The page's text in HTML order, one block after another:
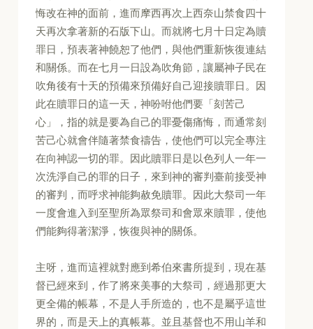
悔改在神的面前，進而摩西再次上西奈山禁食四十
天再次拿著新的石版下山。而就將七月十日定為贖
罪日，預表著神饒恕了他們，與他們重新恢復連結
和關係。而在七月一日設為吹角節，讓屬神子民在
吹角後有十天的預備來預備好自己迎接贖罪日。因
此在贖罪日的這一天，神吩咐他們要「刻苦己
心」，指的就是要為自己的罪憂傷痛悔，而通常刻
苦己心就會伴隨著禁食禱告，使他們可以完全專注
在向神認一切的罪。因此贖罪日是以色列人一年一
次洗淨自己的罪的日子，來到神的審判臺前接受神
的審判，而呼求神能夠赦免贖罪。因此大祭司一年
一度會進入到至聖所為眾祭司和會眾來贖罪，使他
們能夠得著潔淨，恢復與神的關係。
主呀，進而這裡就對應到希伯來書所提到，現在基
督已經來到，作了將來美事的大祭司，經過那更大
更全備的帳幕，不是人手所造的，也不是屬乎這世
界的，而是天上的真帳幕。並且基督也不用山羊和